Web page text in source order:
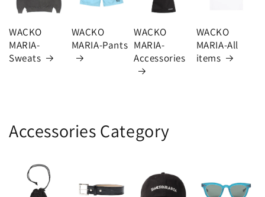
WACKO
MARIA-
Sweats
WACKO
MARIA-Pants
WACKO
MARIA-
Accessories
WACKO
MARIA-All
items
Accessories Category